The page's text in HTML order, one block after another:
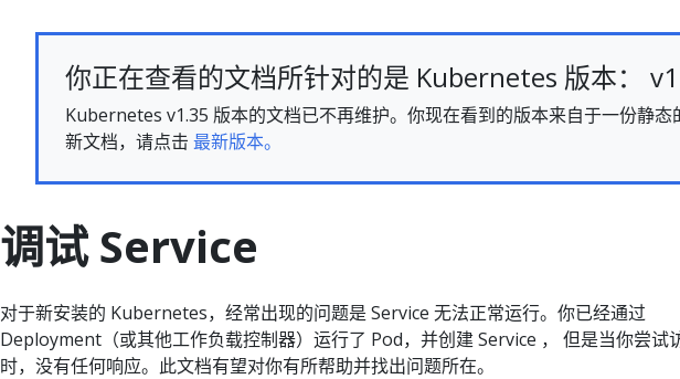
你正在查看的文档所针对的是 Kubernetes 版本：
Kubernetes v1.35 版本的文档已不再维护。你现在看到的版本来自于一份静态
新文档，请点击 最新版本。
调试 Service
对于新安装的 Kubernetes，经常出现的问题是 Service 无法正常运行。你已经通过
Deployment（或其他工作负载控制器）运行了 Pod，并创建 Service ， 但是当你尝试
时，没有任何响应。此文档有望对你有所帮助并找出问题所在。